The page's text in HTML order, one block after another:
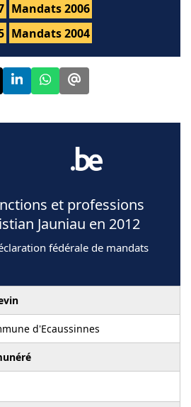
Mandats 2006
Mandats 2004
et professions
Jauniau en 2012
fédérale de mandats
d'Ecaussinnes